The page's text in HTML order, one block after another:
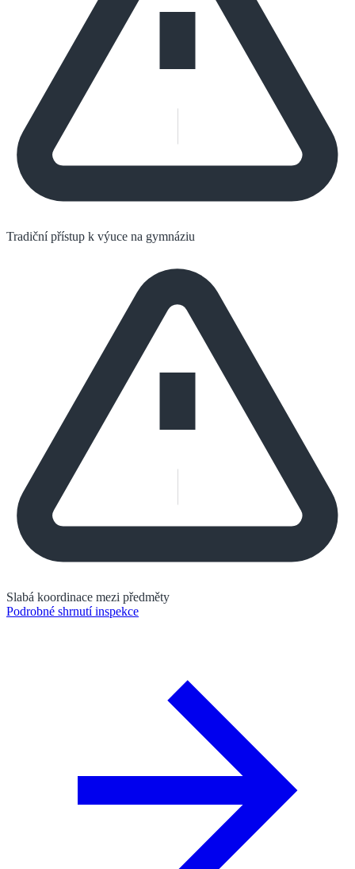
Tradiční přístup k výuce na gymnáziu
Slabá koordinace mezi předměty
Podrobné shrnutí inspekce